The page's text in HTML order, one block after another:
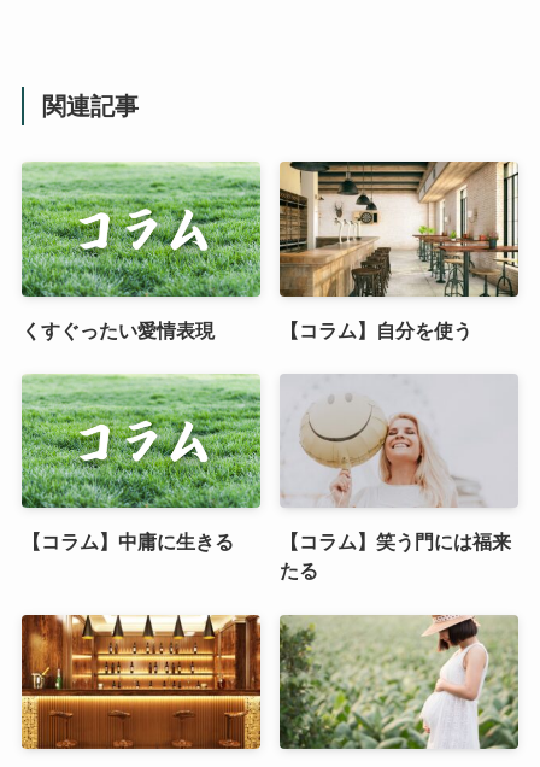
関連記事
くすぐったい愛情表現 【コラム】自分を使う
【コラム】中庸に生きる
【コラム】笑う門には福来
たる